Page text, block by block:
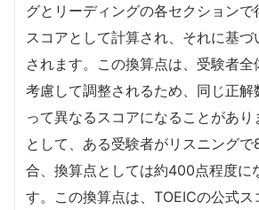
グとリーディングの各セクション
スコアとして計算され、それに基
されます。この換算点は、受験者
考慮して調整されるため、同じ正解
って異なるスコアになることがあ
として、ある受験者がリスニング
合、換算点としては約400点程度に
す。この換算点は、TOEICの公式ス